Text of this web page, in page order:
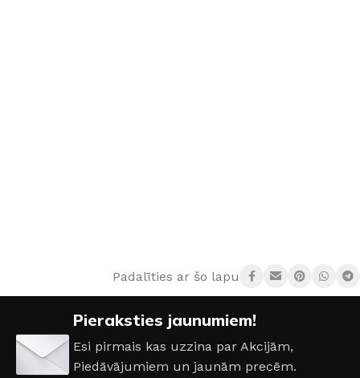
Padalīties ar šo lapu:
Pieraksties jaunumiem!
Esi pirmais kas uzzina par Akcijām,
Piedāvājumiem un jaunām precēm.